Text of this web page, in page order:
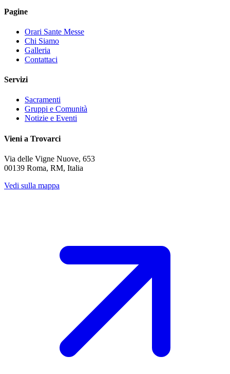
Pagine
Orari Sante Messe
Chi Siamo
Galleria
Contattaci
Servizi
Sacramenti
Gruppi e Comunità
Notizie e Eventi
Vieni a Trovarci
Via delle Vigne Nuove, 653
00139 Roma, RM, Italia
Vedi sulla mappa